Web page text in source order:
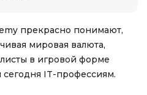
прекрасно понимают,
мировая валюта,
в игровой форме
IT-профессиям.